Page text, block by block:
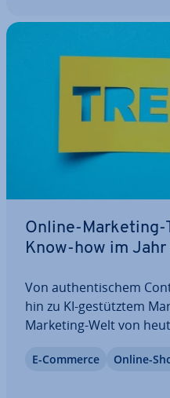
Online-Marketing-
Know-how im
Von au­then­ti­schem
hin zu KI-ge­stütz­tem
Marketing-Welt von
chen. Aus diesem
E-Commerce Online-